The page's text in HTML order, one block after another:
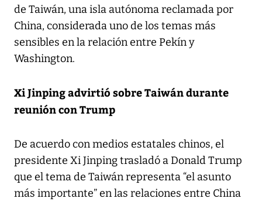
de Taiwán, una isla autónoma reclamada por
China, considerada uno de los temas más
sensibles en la relación entre Pekín y
Washington.
Xi Jinping advirtió sobre Taiwán durante
reunión con Trump
De acuerdo con medios estatales chinos, el
presidente Xi Jinping trasladó a Donald Trump
que el tema de Taiwán representa “el asunto
más importante” en las relaciones entre China